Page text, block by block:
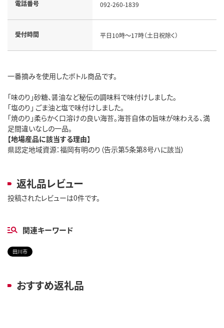
電話番号 092-260-1839
受付時間 平日10時～17時（土日祝除く）
一番摘みを使用したボトル商品です。
「味のり」砂糖、醤油など秘伝の調味料で味付けしました。
「塩のり」 ごま油と塩で味付けしました。
「焼のり」柔らかく口溶けの良い海苔。海苔自体の旨味が味わえる、満
足間違いなしの一品。
【地場産品に該当する理由】
県認定地域資源：福岡有明のり（告示第5条第8号ハに該当）
返礼品レビュー
投稿されたレビューは0件です。
関連キーワード
田川市
おすすめ返礼品